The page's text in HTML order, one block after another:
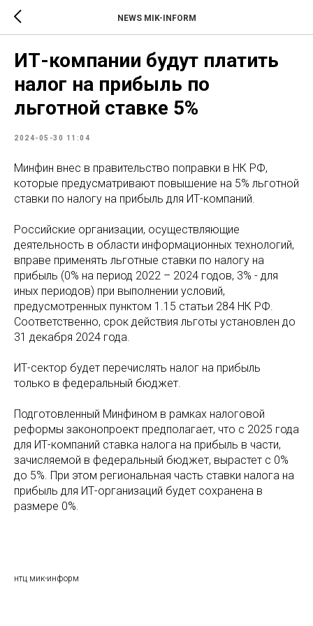
NEWS MIK-INFORM
ИТ-компании будут платить
налог на прибыль по
льготной ставке 5%
2024-05-30 11:04
Минфин внес в правительство поправки в НК РФ,
которые предусматривают повышение на 5% льготной
ставки по налогу на прибыль для ИТ-компаний.
Российские организации, осуществляющие
деятельность в области информационных технологий,
вправе применять льготные ставки по налогу на
прибыль (0% на период 2022 – 2024 годов, 3% - для
иных периодов) при выполнении условий,
предусмотренных пунктом 1.15 статьи 284 НК РФ.
Соответственно, срок действия льготы установлен до
31 декабря 2024 года.
ИТ-сектор будет перечислять налог на прибыль
только в федеральный бюджет.
Подготовленный Минфином в рамках налоговой
реформы законопроект предполагает, что с 2025 года
для ИТ-компаний ставка налога на прибыль в части,
зачисляемой в федеральный бюджет, вырастет с 0%
до 5%. При этом региональная часть ставки налога на
прибыль для ИТ-организаций будет сохранена в
размере 0%.
нтц мик-информ